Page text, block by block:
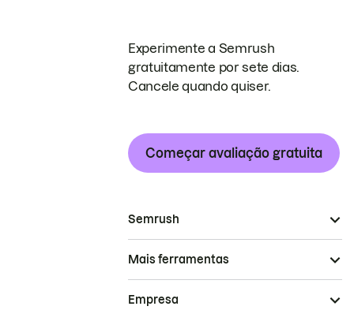
Experimente a Semrush
gratuitamente por sete dias.
Cancele quando quiser.
Começar avaliação gratuita
Semrush
Mais ferramentas
Empresa